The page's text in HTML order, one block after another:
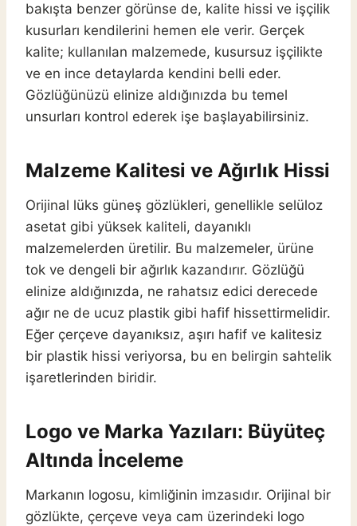
bakışta benzer görünse de, kalite hissi ve işçilik
kusurları kendilerini hemen ele verir. Gerçek
kalite; kullanılan malzemede, kusursuz işçilikte
ve en ince detaylarda kendini belli eder.
Gözlüğünüzü elinize aldığınızda bu temel
unsurları kontrol ederek işe başlayabilirsiniz.
Malzeme Kalitesi ve Ağırlık Hissi
Orijinal lüks güneş gözlükleri, genellikle selüloz
asetat gibi yüksek kaliteli, dayanıklı
malzemelerden üretilir. Bu malzemeler, ürüne
tok ve dengeli bir ağırlık kazandırır. Gözlüğü
elinize aldığınızda, ne rahatsız edici derecede
ağır ne de ucuz plastik gibi hafif hissettirmelidir.
Eğer çerçeve dayanıksız, aşırı hafif ve kalitesiz
bir plastik hissi veriyorsa, bu en belirgin sahtelik
işaretlerinden biridir.
Logo ve Marka Yazıları: Büyüteç
Altında İnceleme
Markanın logosu, kimliğinin imzasıdır. Orijinal bir
gözlükte, çerçeve veya cam üzerindeki logo